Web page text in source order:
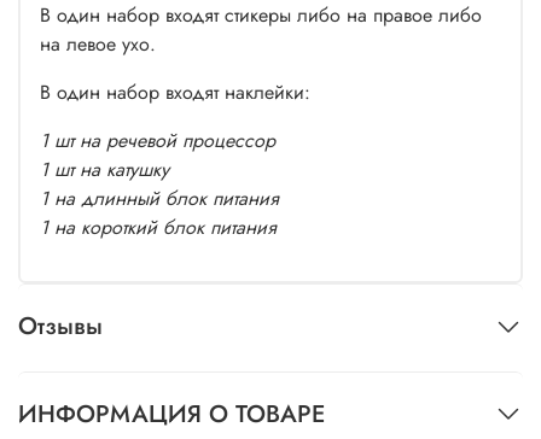
В один набор входят стикеры либо на правое либо
на левое ухо.
В один набор входят наклейки:
1 шт на речевой процессор
1 шт на катушку
1 на длинный блок питания
1 на короткий блок питания
Отзывы
ИНФОРМАЦИЯ О ТОВАРЕ